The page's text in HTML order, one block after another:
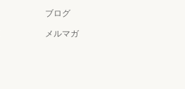
ブログ
メルマガ